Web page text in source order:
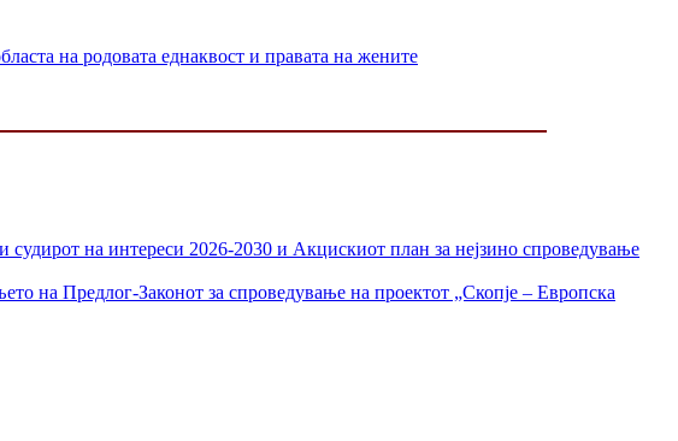
на родовата еднаквост и правата на жените
судирот на интереси 2026-2030 и Акцискиот план за нејзино спроведување
на Предлог-Законот за спроведување на проектот „Скопје – Европска